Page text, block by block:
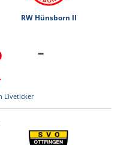
RW Hünsborn II
-
Liveticker